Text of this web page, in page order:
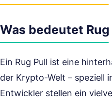
Was bedeutet Rug
Ein Rug Pull ist eine
der Krypto-Welt – speziell
Entwickler stellen ein